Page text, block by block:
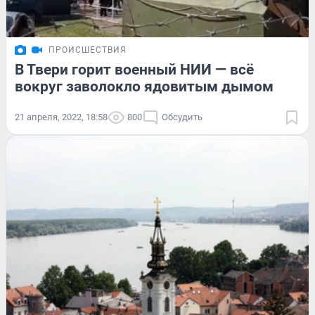
ПРОИСШЕСТВИЯ
В Твери горит военный НИИ — всё
вокруг заволокло ядовитым дымом
21 апреля, 2022, 18:58 800 Обсудить